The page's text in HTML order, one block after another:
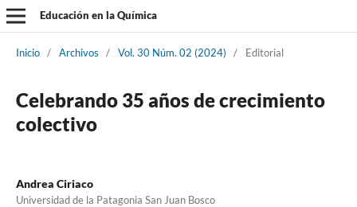
Educación en la Química
Inicio / Archivos / Vol. 30 Núm. 02 (2024) / Editorial
Celebrando 35 años de crecimiento
colectivo
Andrea Ciriaco
Universidad de la Patagonia San Juan Bosco